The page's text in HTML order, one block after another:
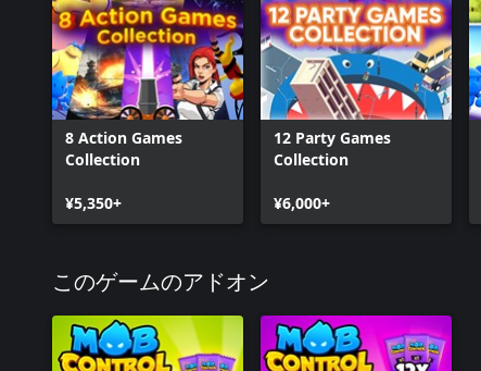
8 Action Games
Collection
¥5,350+
12 Party Games
Collection
¥6,000+
このゲームのアドオン